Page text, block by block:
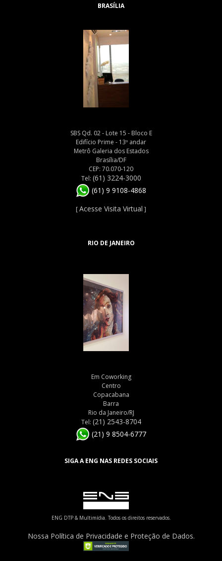
BRASÍLIA
SBS Qd. 02 - Lote 15 - Bloco E
Edifício Prime - 13º andar
Metrô Galeria dos Estados
Brasília/DF
CEP: 70.070-120
Tel: (61) 3224-3000
(61) 9 9108-4868
[Acesse Visita Virtual ]
RIO DE JANEIRO
Em Coworking
Centro
Copacabana
Barra
Rio da Janeiro/RJ
Tel: (21) 2543-8704
(21) 9 8504-6777
SIGA A ENG NAS REDES SOCIAIS
ENG DTP & Multimídia. Todos os direitos reservados.
Nossa Política de Privacidade e Proteção de Dados.